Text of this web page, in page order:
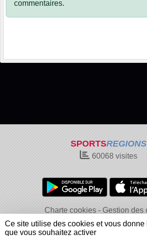
commentaires.
SPORTSREGIONS
60068visites
Charte cookies
Gestion des
Informations légales
Signaler un
Ce site utilise des cookies et vous
que vous souhaitez activer